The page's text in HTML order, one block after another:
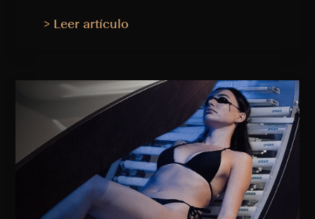
> Leer artículo